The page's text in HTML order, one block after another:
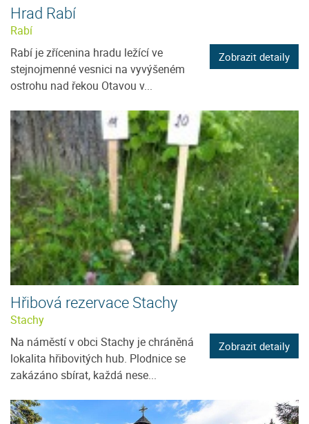
Hrad Rabí
Rabí
Rabí je zřícenina hradu ležící ve
stejnojmenné vesnici na vyvýšeném
ostrohu nad řekou Otavou v...
Zobrazit detaily
Hřibová rezervace Stachy
Stachy
Na náměstí v obci Stachy je chráněná
lokalita hřibovitých hub. Plodnice se
zakázáno sbírat, každá nese...
Zobrazit detaily